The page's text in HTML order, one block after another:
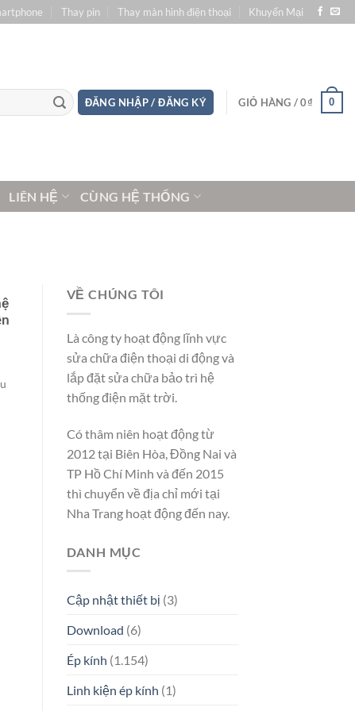
Thay pin Thay màn hình điện thoại Khuyến Mại
ĐĂNG NHẬP / ĐĂNG KÝ GIỎ HÀNG /0₫ 0
LIÊN HỆ CÙNG HỆ THỐNG
VỀ CHÚNG TÔI
Là công ty hoạt động lĩnh vực
sửa chữa điện thoại di động và
lắp đặt sửa chữa bảo trì hệ
thống điện mặt trời.
Có thâm niên hoạt động từ
2012 tại Biên Hòa, Đồng Nai và
TP Hồ Chí Minh và đến 2015
thì chuyển về địa chỉ mới tại
Nha Trang hoạt động đến nay.
DANH MỤC
Cập nhật thiết bị (3)
Download (6)
Ép kính (1.154)
Linh kiện ép kính (1)